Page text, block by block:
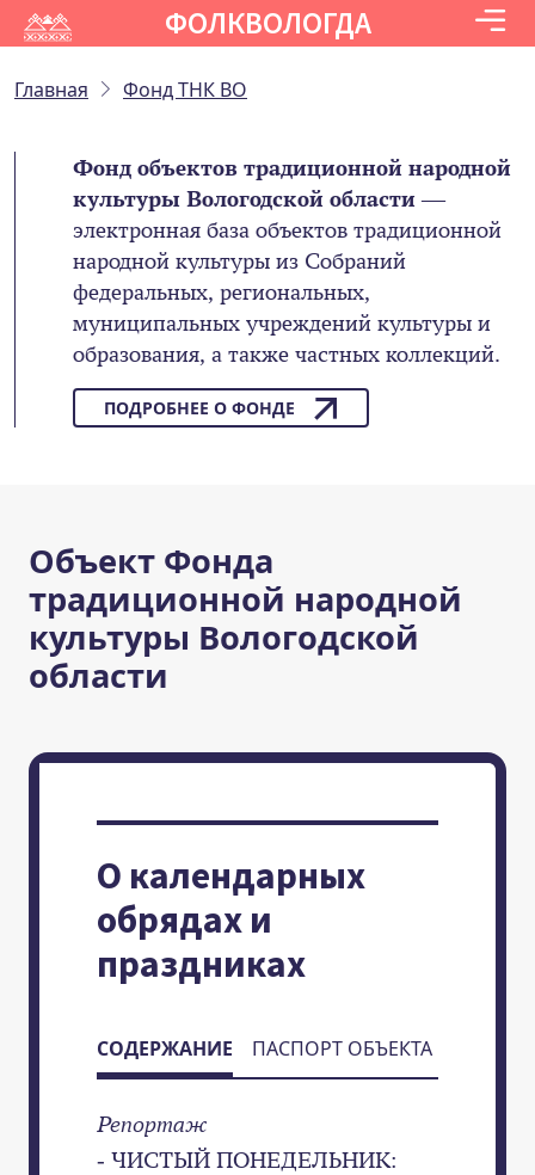
ФОЛКВОЛОГДА
Главная Фонд ТНК ВО
Фонд объектов традиционной народной
культуры Вологодской области—
электронная база объектов традиционной
народной культуры из Собраний
федеральных, региональных,
муниципальных учреждений культуры и
образования, а также частных коллекций.
ПОДРОБНЕЕ О ФОНДЕ
Объект Фонда
традиционной народной
культуры Вологодской
области
О календарных
обрядах и
праздниках
СОДЕРЖАНИЕ ПАСПОРТ ОБЪЕКТА
Репортаж
- ЧИСТЫЙ ПОНЕДЕЛЬНИК: